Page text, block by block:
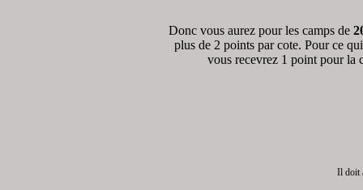
Donc vous aurez pour les camps de
plus de 2 points par cote. Pour ce
vous recevrez 1 point pour la
Il doit